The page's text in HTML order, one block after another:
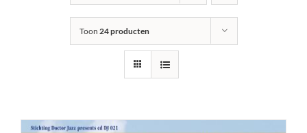
Toon 24 producten